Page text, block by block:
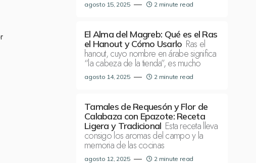
agosto 15, 2025 2 minute read
El Alma del Magreb: Qué es el Ras
el Hanout y Cómo Usarlo Ras el
hanout, cuyo nombre en árabe significa
“la cabeza de la tienda”, es mucho
agosto 14, 2025 2 minute read
Tamales de Requesón y Flor de
Calabaza con Epazote: Receta
Ligera y Tradicional Esta receta lleva
consigo los aromas del campo y la
memoria de las cocinas
agosto 12, 2025 2 minute read